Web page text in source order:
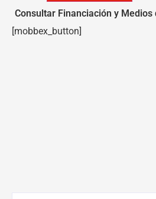
Consultar Financiación y Medios
[mobbex_button]